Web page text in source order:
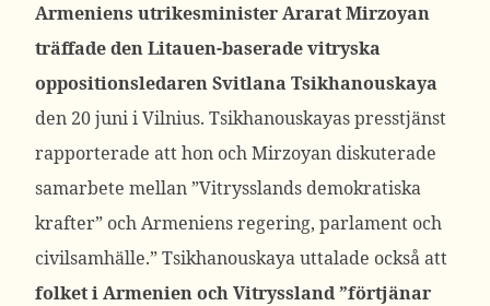
Armeniens utrikesminister Ararat Mirzoyan
träffade den Litauen-baserade vitryska
oppositionsledaren Svitlana Tsikhanouskaya
den 20 juni i Vilnius. Tsikhanouskayas presstjänst
rapporterade att hon och Mirzoyan diskuterade
samarbete mellan ”Vitrysslands demokratiska
krafter” och Armeniens regering, parlament och
civilsamhälle.” Tsikhanouskaya uttalade också att
folket i Armenien och Vitryssland ”förtjänar